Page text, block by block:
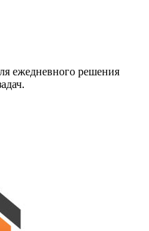
ежедневного решения